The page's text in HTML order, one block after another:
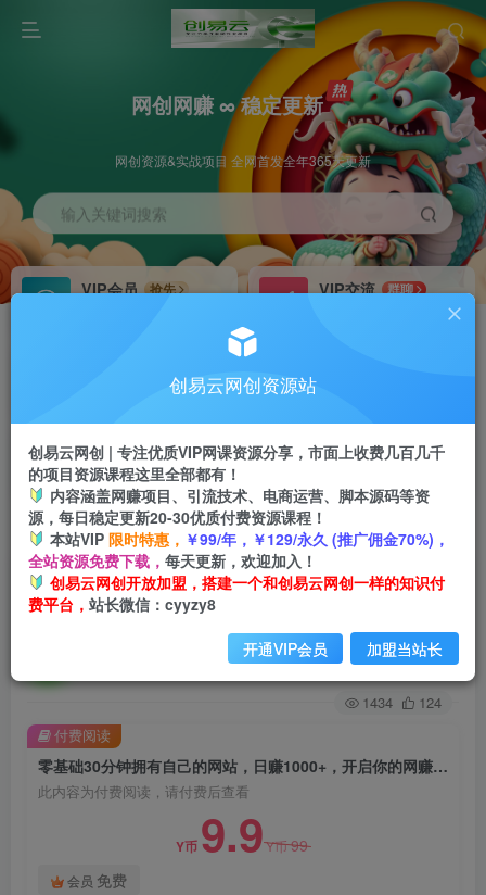
网创网赚 ∞ 稳定更新
网创资源&实战项目 全网首发全年365天更新
输入关键词搜索
VIP会员
抢先
VIP交流
群聊
研究探讨更多创业项目路子。
会员专属推广链接
挂机 项目
脚本卡密
APP下载
GO
首页 创业课程 会员免费 正文
零基础30分钟拥有自己的网站，日赚1000+，开启
你的网赚之路（教程+源码）
关注
1434 124
零基础30分钟拥有自己的网站，日赚1000+，开启你的网赚之路（教程+源码）
此内容为付费阅读，请付费后查看
Y币 9.9Y币99
会员 免费
付费阅读
创易云网创资源站
创易云网创 | 专注优质VIP网课资源分享，市面上收费几百几千
的项目资源课程这里全部都有！
内容涵盖网赚项目、引流技术、电商运营、脚本源码等资
源，每日稳定更新20-30优质付费资源课程！
本站VIP 限时特惠， ￥99/年，￥129/永久 (推广佣金70%)，
全站资源免费下载， 每天更新，欢迎加入！
创易云网创开放加盟，搭建一个和创易云网创一样的知识付
费平台， 站长微信：cyyzy8
开通VIP会员 加盟当站长